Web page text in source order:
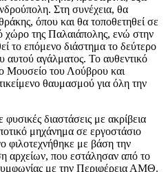
Στη συνέχεια, θα
όπου και θα τοποθετηθεί σε
χώρο της Παλαιάπολης, ενώ στην
το επόμενο διάστημα το δεύτερο
αυτού αγάλματος. Το αυθεντικό
Μουσείο του Λούβρου και
θαυμασμού για όλη την
διαστάσεις με ακρίβεια
μηχάνημα σε εργοστάσιο
φιλοτεχνήθηκε με βάση την
αρχείων, που εστάλησαν από το
με την Περιφέρεια ΑΜΘ.